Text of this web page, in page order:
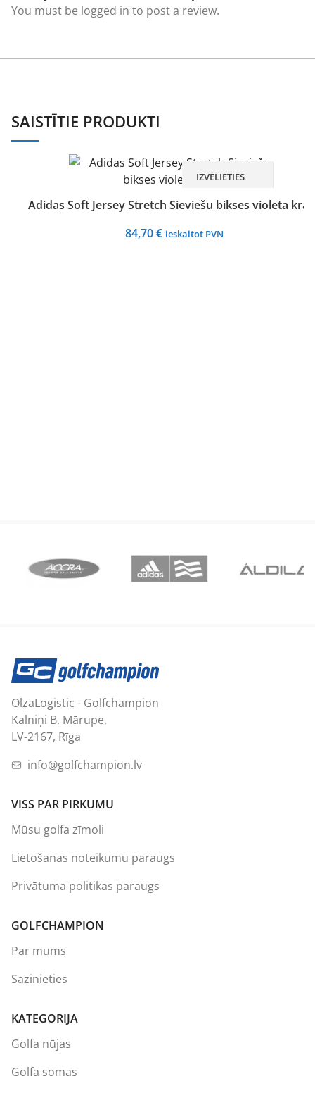
You must be logged in to post a review.
SAISTĪTIE PRODUKTI
IZVĒLIETIES
Adidas Soft Jersey Stretch Sieviešu bikses violeta
84,70€ ieskaitot PVN
OlzaLogistic - Golfchampion
Kalniņi B, Mārupe,
LV-2167, Rīga
info@golfchampion.lv
VISS PAR PIRKUMU
Mūsu golfa zīmoli
Lietošanas noteikumu paraugs
Privātuma politikas paraugs
GOLFCHAMPION
Par mums
Sazinieties
KATEGORIJA
Golfa nūjas
Golfa somas